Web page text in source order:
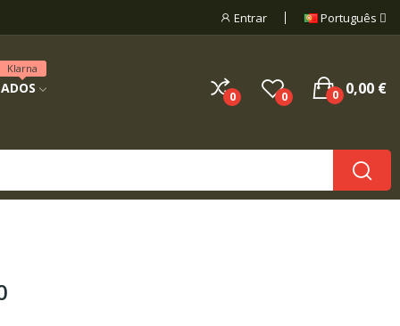
Entrar Português
Klarna
0 0 0,00 €
0